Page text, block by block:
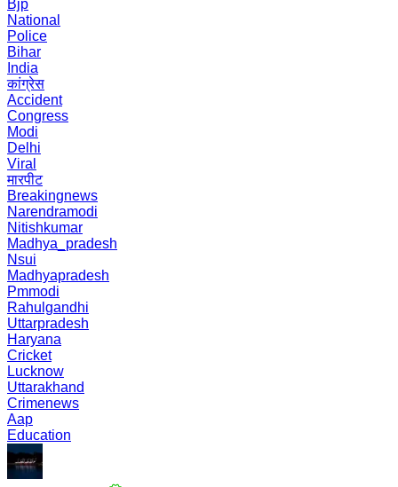
Bjp
National
Police
Bihar
India
कांग्रेस
Accident
Congress
Modi
Delhi
Viral
मारपीट
Breakingnews
Narendramodi
Nitishkumar
Madhya_pradesh
Nsui
Madhyapradesh
Pmmodi
Rahulgandhi
Uttarpradesh
Haryana
Cricket
Lucknow
Uttarakhand
Crimenews
Aap
Education